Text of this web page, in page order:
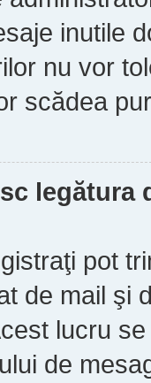
inutile
nu vor
scădea
pot
de mail şi
lucru
de